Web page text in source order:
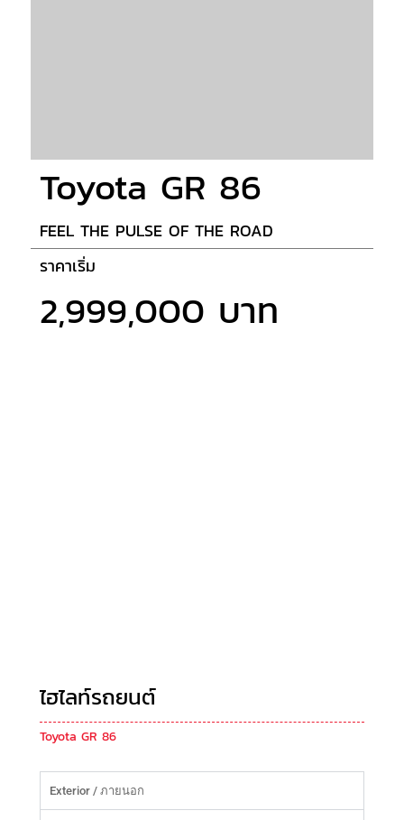
Toyota GR 86
FEEL THE PULSE OF THE ROAD
ราคาเริ่ม
2,999,000 บาท
ไฮไลท์รถยนต์
Toyota GR 86
Exterior / ภายนอก